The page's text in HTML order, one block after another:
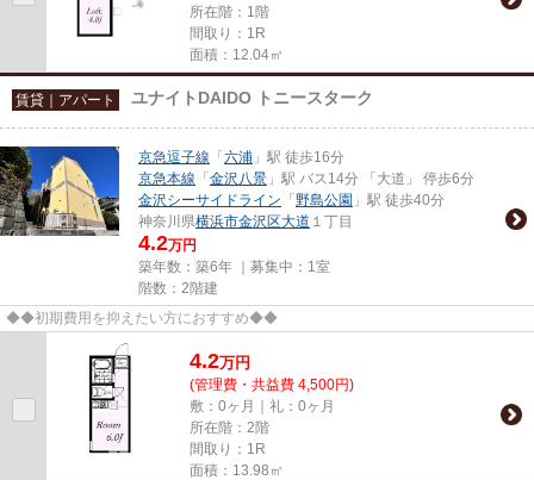
所在階：1階
間取り：1R
面積：12.04㎡
賃貸｜アパート ユナイトDAIDO トニースターク
京急逗子線 「 六浦 」駅 徒歩16分
京急本線 「 金沢八景 」駅 バス14分 「大道」 停歩6分
金沢シーサイドライン 「 野島公園 」駅 徒歩40分
神奈川県横浜市金沢区大道 １丁目
4.2万円
築年数：築6年 ｜募集中： 1室
階数：2階建
◆◆初期費用を抑えたい方におすすめ◆◆
4.2万円
(管理費・共益費 4,500円)
敷：0ヶ月｜礼：0ヶ月
所在階：2階
間取り：1R
面積：13.98㎡